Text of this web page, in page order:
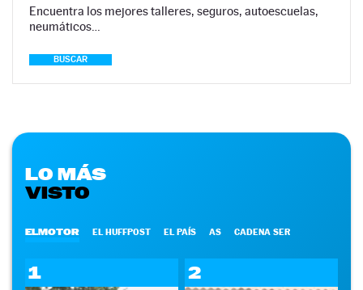
Encuentra los mejores talleres, seguros, autoescuelas,
neumáticos…
BUSCAR
LO MÁS
VISTO
ELMOTOR EL HUFFPOST EL PAÍS AS CADENA SER
1 2